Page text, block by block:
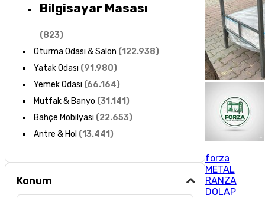
Bilgisayar Masası
(823)
Oturma Odası & Salon (122.938)
Yatak Odası (91.980)
Yemek Odası (66.164)
Mutfak & Banyo (31.141)
Bahçe Mobilyası (22.653)
Antre & Hol (13.441)
Konum
forza
METAL
RANZA
DOLAP